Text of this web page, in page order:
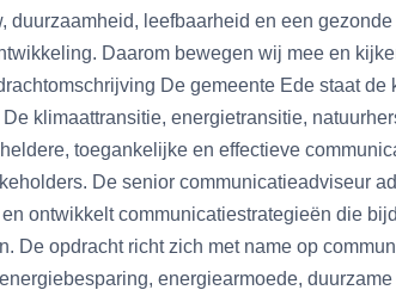
duurzaamheid, leefbaarheid en een
Daarom bewegen wij mee en
De gemeente Ede staat de
klimaattransitie, energietransitie,
toegankelijke en effectieve
De senior communicatieadviseur
ontwikkelt communicatiestrategieën die
De opdracht richt zich met name op
energiearmoede,